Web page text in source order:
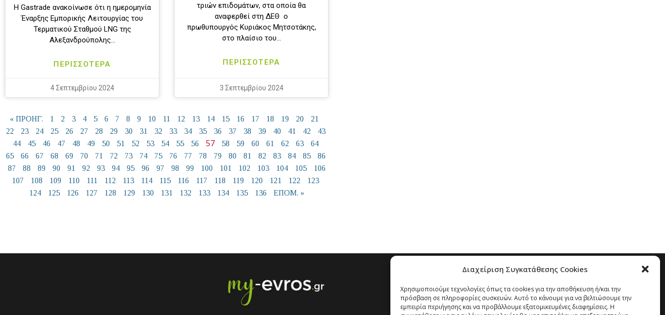
Διαχείριση Συγκατάθεσης Cookies
Χρησιμοποιούμε τεχνολογίες όπως τα cookies για την αποθήκευση ή/και την
πρόσβαση σε πληροφορίες συσκευών. Αυτό το κάνουμε για να βελτιώσουμε την
εμπειρία περιήγησης και να προβάλλουμε εξατομικευμένες διαφημίσεις. Η
Η Gastrade ανακοίνωσε ότι η ημερομηνία
Έναρξης Εμπορικής Λειτουργίας του
Τερματικού Σταθμού LNG της
Αλεξανδρούπολης…
ΠΕΡΙΣΣΟΤΕΡΑ
4 Σεπτεμβρίου 2024
τριών επιδομάτων, στα οποία θα
αναφερθεί στη ΔΕΘ ο
πρωθυπουργός Κυριάκος Μητσοτάκης,
στο πλαίσιο του…
ΠΕΡΙΣΣΟΤΕΡΑ
3 Σεπτεμβρίου 2024
« ΠΡΟΗΓ. 1 2 3 4 5 6 7 8 9 10 11 12 13 14 15 16 17 18 19 20
21
22
23 24 25 26 27 28 29 30 31 32 33 34 35 36 37 38 39 40 41 42
43
44
45 46 47 48 49 50 51 52 53 54 55 56 57 58 59 60 61 62 63
64
65
66 67 68 69 70 71 72 73 74 75 76 77 78 79 80 81 82 83 84 85
86
87
88 89 90 91 92 93 94 95 96 97 98 99 100 101 102 103 104 105
106
107
108 109 110 111 112 113 114 115 116 117 118 119 120 121 122
123
124
125 126 127 128 129 130 131 132 133 134 135 136 ΕΠΟΜ. »